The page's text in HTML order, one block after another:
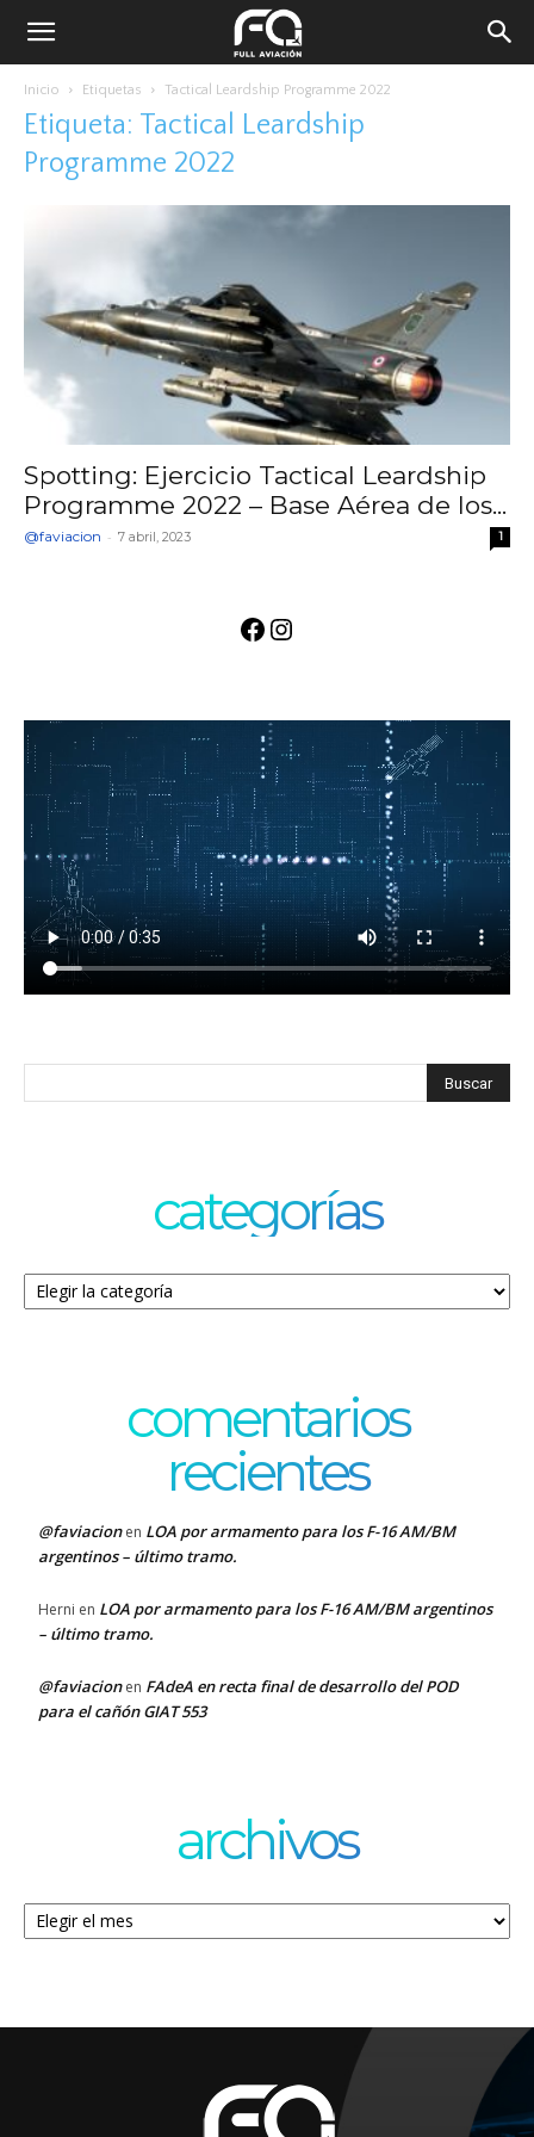
Inicio Etiquetas Tactical Leardship Programme 2022
Etiqueta: Tactical Leardship
Programme 2022
Spotting: Ejercicio Tactical Leardship
Programme 2022 – Base Aérea de los...
@faviacion - 7 abril, 2023 1
Facebook
Instagram
categorías
Categorías
comentarios
recientes
@faviacionen LOA por armamento para los F-16 AM/BM
argentinos – último tramo.
Herni en LOA por armamento para los F-16 AM/BM argentinos
– último tramo.
@faviacionen FAdeA en recta final de desarrollo del POD
para el cañón GIAT 553
archivos
Archivos